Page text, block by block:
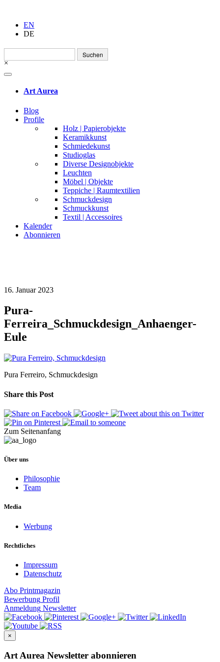
EN
DE
Suchen
nach:
×
Art Aurea
Blog
Profile
Holz | Papierobjekte
Keramikkunst
Schmiedekunst
Studioglas
Diverse Designobjekte
Leuchten
Möbel | Objekte
Teppiche | Raumtextilien
Schmuckdesign
Schmuckkunst
Textil | Accessoires
Kalender
Abonnieren
16. Januar 2023
Pura-
Ferreira_Schmuckdesign_Anhaenger-
Eule
Pura Ferreiro, Schmuckdesign
Share this Post
Zum Seitenanfang
Über uns
Philosophie
Team
Media
Werbung
Rechtliches
Impressum
Datenschutz
Abo Printmagazin
Bewerbung Profil
Anmeldung Newsletter
×
Art Aurea Newsletter abonnieren